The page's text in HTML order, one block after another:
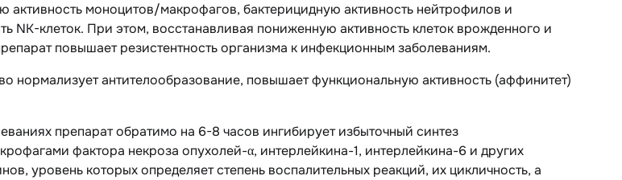
активность моноцитов/макрофагов, бактерицидную активность нейтрофилов и
NK-клеток. При этом, восстанавливая пониженную активность клеток врожденного и
повышает резистентность организма к инфекционным заболеваниям.
нормализует антителообразование, повышает функциональную активность (аффинитет)
препарат обратимо на 6-8 часов ингибирует избыточный синтез
фактора некроза опухолей-α, интерлейкина-1, интерлейкина-6 и других
уровень которых определяет степень воспалительных реакций, их цикличность, а